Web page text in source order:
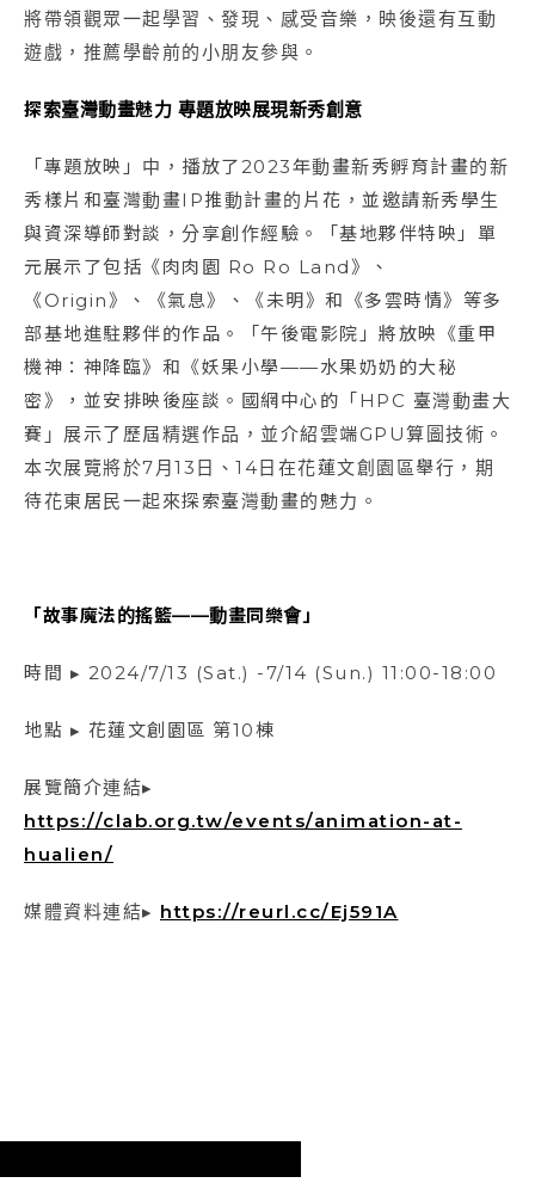
將帶領觀眾一起學習、發現、感受音樂，映後還有互動
遊戲，推薦學齡前的小朋友參與。
探索臺灣動畫魅力 專題放映展現新秀創意
「專題放映」中，播放了2023年動畫新秀孵育計畫的新
秀樣片和臺灣動畫IP推動計畫的片花，並邀請新秀學生
與資深導師對談，分享創作經驗。「基地夥伴特映」單
元展示了包括《肉肉園 Ro Ro Land》、
《Origin》、《氣息》、《未明》和《多雲時情》等多
部基地進駐夥伴的作品。「午後電影院」將放映《重甲
機神：神降臨》和《妖果小學——水果奶奶的大秘
密》，並安排映後座談。國網中心的「HPC 臺灣動畫大
賽」展示了歷屆精選作品，並介紹雲端GPU算圖技術。
本次展覽將於7月13日、14日在花蓮文創園區舉行，期
待花東居民一起來探索臺灣動畫的魅力。
「故事魔法的搖籃——動畫同樂會」
時間 ▸ 2024/7/13 (Sat.) -7/14 (Sun.) 11:00-18:00
地點 ▸ 花蓮文創園區 第10棟
展覽簡介連結▸
https://clab.org.tw/events/animation-at-
hualien/
媒體資料連結▸ https://reurl.cc/Ej591A